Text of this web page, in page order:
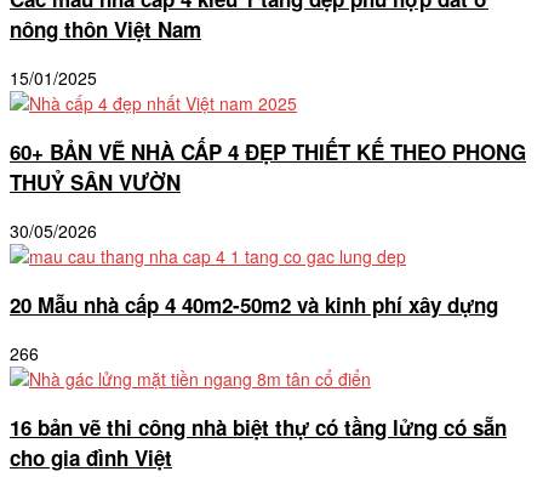
nông thôn Việt Nam
15/01/2025
60+ BẢN VẼ NHÀ CẤP 4 ĐẸP THIẾT KẾ THEO PHONG
THUỶ SÂN VƯỜN
30/05/2026
20 Mẫu nhà cấp 4 40m2-50m2 và kinh phí xây dựng
266
16 bản vẽ thi công nhà biệt thự có tầng lửng có sẵn
cho gia đình Việt